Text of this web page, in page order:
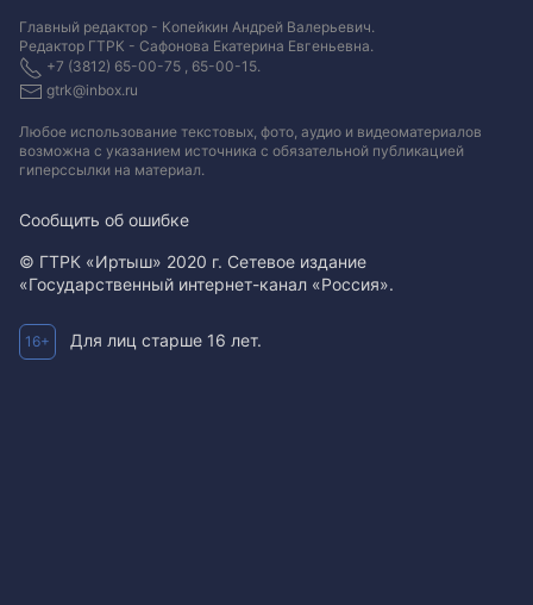
Главный редактор - Копейкин Андрей Валерьевич.
Редактор ГТРК - Сафонова Екатерина Евгеньевна.
+7 (3812) 65-00-75 , 65-00-15.
gtrk@inbox.ru
Любое использование текстовых, фото, аудио и видеоматериалов
возможна с указанием источника с обязательной публикацией
гиперссылки на материал.
Сообщить об ошибке
© ГТРК «Иртыш» 2020 г. Сетевое издание
«Государственный интернет-канал «Россия».
16+ Для лиц старше 16 лет.